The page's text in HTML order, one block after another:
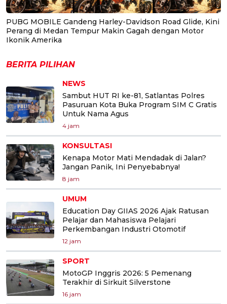
PUBG MOBILE Gandeng Harley-Davidson Road Glide, Kini
Perang di Medan Tempur Makin Gagah dengan Motor
Ikonik Amerika
BERITA PILIHAN
NEWS
Sambut HUT RI ke-81, Satlantas Polres
Pasuruan Kota Buka Program SIM C Gratis
Untuk Nama Agus
4 jam
KONSULTASI
Kenapa Motor Mati Mendadak di Jalan?
Jangan Panik, Ini Penyebabnya!
8 jam
UMUM
Education Day GIIAS 2026 Ajak Ratusan
Pelajar dan Mahasiswa Pelajari
Perkembangan Industri Otomotif
12 jam
SPORT
MotoGP Inggris 2026: 5 Pemenang
Terakhir di Sirkuit Silverstone
16 jam